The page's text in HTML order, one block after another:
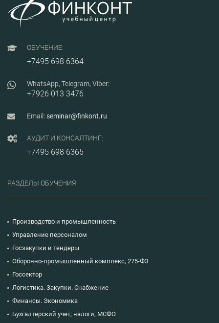
культуры
предприятия.
ОБУЧЕНИЕ:
+7495 698 6364
WhatsApp, Telegram, Viber:
+7926 013 3476
Email:seminar@finkont.ru
АУДИТ И КОНСАЛТИНГ:
+7495 698 6365
РАЗДЕЛЫ ОБУЧЕНИЯ
Производство и промышленность
Управление персоналом
Госзакупки и тендеры
Оборонно-промышленный комплекс, 275-ФЗ
Госсектор
Логистика. Закупки. Снабжение
Финансы. Экономика
Бухгалтерский учет, налоги, МСФО